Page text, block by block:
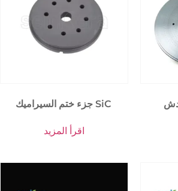
جزء ختم السيراميك SiC
اقرأ المزيد